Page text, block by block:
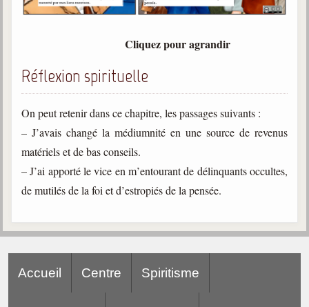
France
Médias spirites
@
Cliquez pour agrandir
Réflexion spirituelle
On peut retenir dans ce chapitre, les passages suivants :
– J’avais changé la médiumnité en une source de revenus
matériels et de bas conseils.
– J’ai apporté le vice en m’entourant de délinquants occultes,
de mutilés de la foi et d’estropiés de la pensée.
Accueil Centre Spiritisme